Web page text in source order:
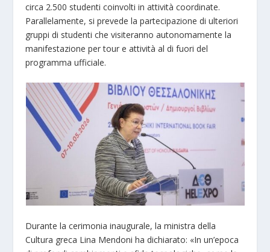
circa 2.500 studenti coinvolti in attività coordinate.
Parallelamente, si prevede la partecipazione di ulteriori
gruppi di studenti che visiteranno autonomamente la
manifestazione per tour e attività al di fuori del
programma ufficiale.
Durante la cerimonia inaugurale, la ministra della
Cultura greca Lina Mendoni ha dichiarato: «In un’epoca